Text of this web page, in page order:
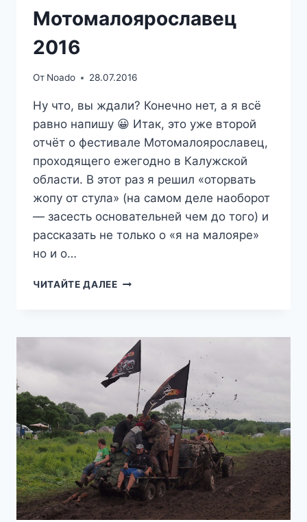
Мотомалоярославец
2016
От Noado 28.07.2016
Ну что, вы ждали? Конечно нет, а я всё
равно напишу 😀 Итак, это уже второй
отчёт о фестивале Мотомалоярославец,
проходящего ежегодно в Калужской
области. В этот раз я решил «оторвать
жопу от стула» (на самом деле наоборот
— засесть основательней чем до того) и
рассказать не только о «я на малояре»
но и о…
ЧИТАЙТЕ ДАЛЕЕМОТОМАЛОЯРОСЛАВЕЦ